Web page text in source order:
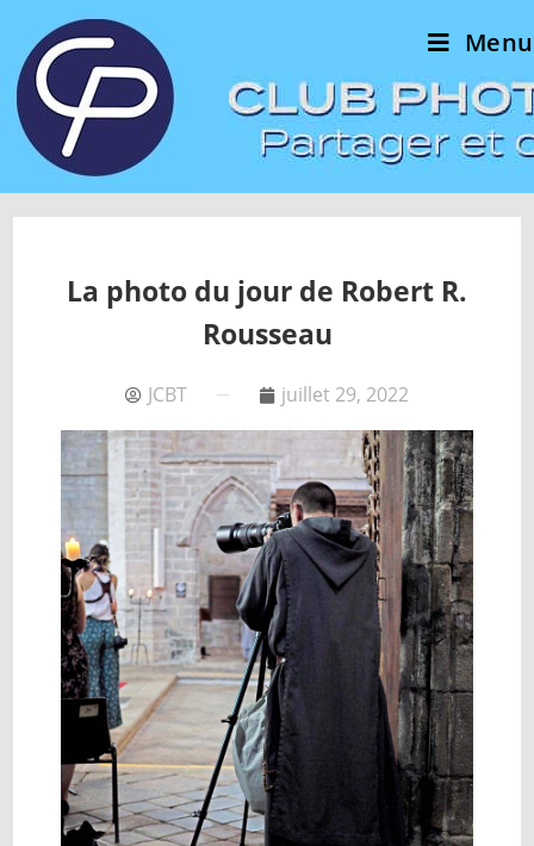
Menu
La photo du jour de Robert R.
Rousseau
JCBT juillet 29, 2022